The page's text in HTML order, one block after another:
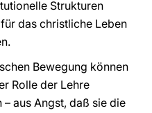
Strukturen
das christliche Leben
Bewegung können
Rolle der Lehre
aus Angst, daß sie die